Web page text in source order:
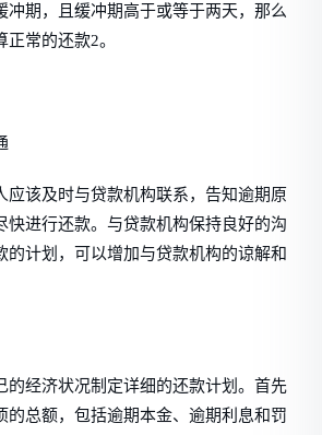
冲期，且缓冲期高于或等于两天，那么
常的还款2。
应该及时与贷款机构联系，告知逾期原
快进行还款。与贷款机构保持良好的沟
的计划，可以增加与贷款机构的谅解和
的经济状况制定详细的还款计划。首先
的总额，包括逾期本金、逾期利息和罚